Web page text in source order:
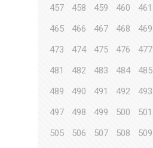
457
458 459 460 461
465
466 467 468 469
473
474 475 476 477
481
482 483 484 485
489
490 491 492 493
497
498 499 500 501
505
506 507 508 509